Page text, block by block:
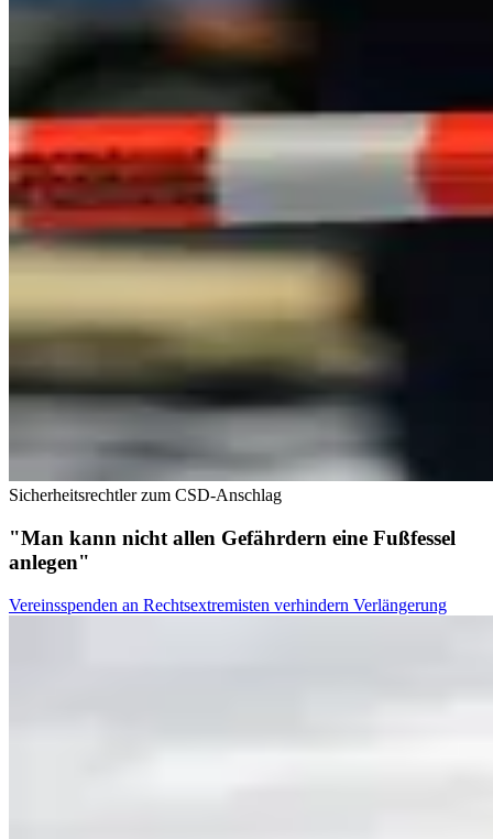
Sicherheitsrechtler zum CSD-Anschlag
"Man kann nicht allen Gefährdern eine Fußfessel
anlegen"
Vereinsspenden an Rechtsextremisten verhindern Verlängerung